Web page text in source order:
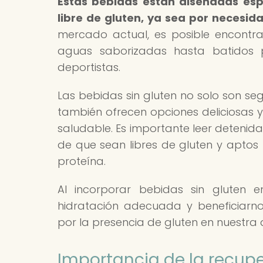
libre de gluten, ya sea por
mercado actual, es posible
aguas saborizadas hasta batidos
deportistas.
Las bebidas sin gluten no solo son
también ofrecen opciones
saludable. Es importante leer
de que sean libres de gluten y
proteína.
Al incorporar bebidas sin gluten
hidratación adecuada y
por la presencia de gluten en nuestra